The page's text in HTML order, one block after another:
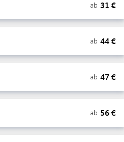
ab 31 €
ab 44€
ab 47 €
ab 56€